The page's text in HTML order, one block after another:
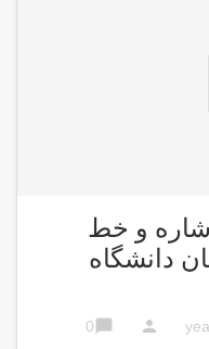
اشاره و خط
دانشگاه
person
chat_bubble
0